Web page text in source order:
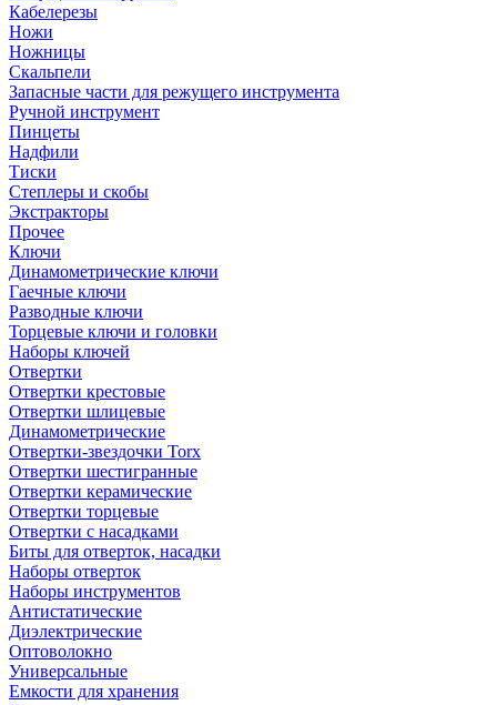
Кабелерезы
Ножи
Ножницы
Скальпели
Запасные части для режущего инструмента
Ручной инструмент
Пинцеты
Надфили
Тиски
Степлеры и скобы
Экстракторы
Прочее
Ключи
Динамометрические ключи
Гаечные ключи
Разводные ключи
Торцевые ключи и головки
Наборы ключей
Отвертки
Отвертки крестовые
Отвертки шлицевые
Динамометрические
Отвертки-звездочки Torx
Отвертки шестигранные
Отвертки керамические
Отвертки торцевые
Отвертки с насадками
Биты для отверток, насадки
Наборы отверток
Наборы инструментов
Антистатические
Диэлектрические
Оптоволокно
Универсальные
Емкости для хранения